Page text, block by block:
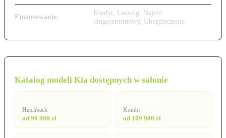
Finansowanie:
Kredyt, Leasing, Najem
długoterminowy, Ubezpieczenia
Katalog modeli Kia dostępnych w salonie
Hatchback
od 99 900 zł
Kombi
od 109 900 zł